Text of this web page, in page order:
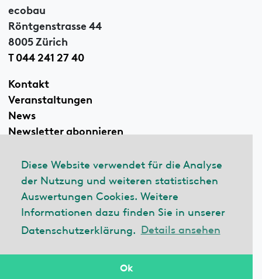
Diese Website verwendet für die Analyse
der Nutzung und weiteren statistischen
Auswertungen Cookies. Weitere
Informationen dazu finden Sie in unserer
Datenschutzerklärung. Details ansehen
Ok
ecobau
Röntgenstrasse 44
8005 Zürich
T 044 241 27 40
Kontakt
Veranstaltungen
News
Newsletter abonnieren
Linkedin
© 2026 ecobau